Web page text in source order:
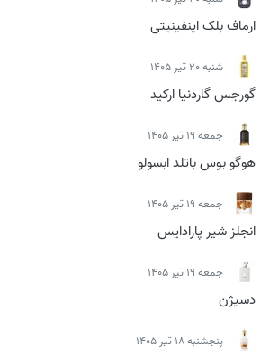
ارماف بلک اینفینیتی
شنبه 20 تیر 1405
گورجس گاردنیا ارکید
جمعه 19 تیر 1405
هوگو بوس باتلد ابسولو
جمعه 19 تیر 1405
انجلز شیر پارادایس
جمعه 19 تیر 1405
دسیژن
پنجشنبه 18 تیر 1405